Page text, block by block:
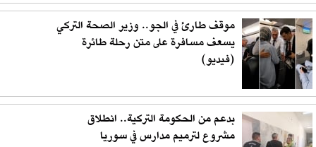
موقف طارئ في الجو.. وزير الصحة التركي
يسعف مسافرة على متن رحلة طائرة
(فيديو)
بدعم من الحكومة التركية.. انطلاق
مشروع لترميم مدارس في سوريا